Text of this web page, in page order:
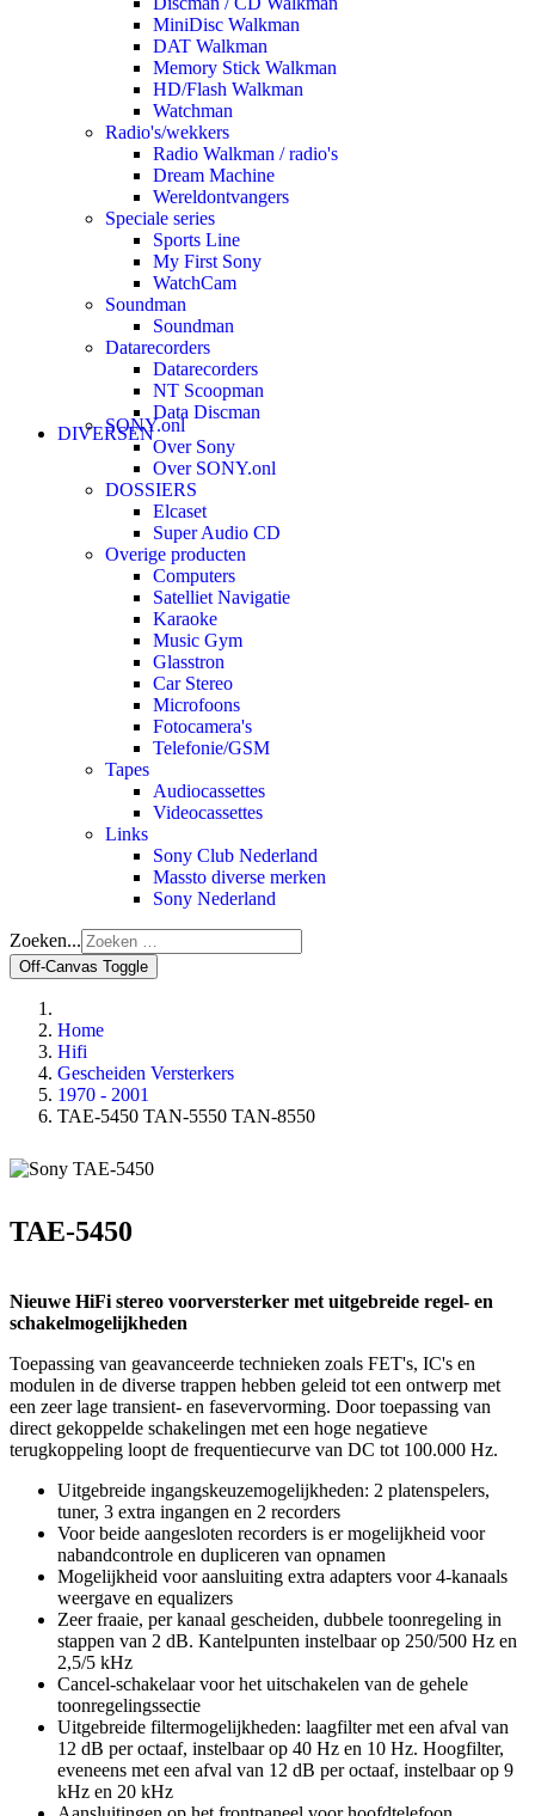
MiniDisc Walkman
DAT Walkman
Memory Stick Walkman
HD/Flash Walkman
Watchman
Radio's/wekkers
Radio Walkman / radio's
Dream Machine
Wereldontvangers
Speciale series
Sports Line
My First Sony
WatchCam
Soundman
Soundman
Datarecorders
Datarecorders
NT Scoopman
Data Discman
DIVERSEN
SONY.onl
Over Sony
Over SONY.onl
DOSSIERS
Elcaset
Super Audio CD
Overige producten
Computers
Satelliet Navigatie
Karaoke
Music Gym
Glasstron
Car Stereo
Microfoons
Fotocamera's
Telefonie/GSM
Tapes
Audiocassettes
Videocassettes
Links
Sony Club Nederland
Massto diverse merken
Sony Nederland
Zoeken...
Off-Canvas Toggle
Home
Hifi
Gescheiden Versterkers
1970 - 2001
TAE-5450 TAN-5550 TAN-8550
TAE-5450
Nieuwe HiFi stereo voorversterker met uitgebreide regel- en
schakelmogelijkheden
Toepassing van geavanceerde technieken zoals FET's, IC's en
modulen in de diverse trappen hebben geleid tot een ontwerp met
een zeer lage transient- en fasevervorming. Door toepassing van
direct gekoppelde schakelingen met een hoge negatieve
terugkoppeling loopt de frequentiecurve van DC tot 100.000 Hz.
Uitgebreide ingangskeuzemogelijkheden: 2 platenspelers,
tuner, 3 extra ingangen en 2 recorders
Voor beide aangesloten recorders is er mogelijkheid voor
nabandcontrole en dupliceren van opnamen
Mogelijkheid voor aansluiting extra adapters voor 4-kanaals
weergave en equalizers
Zeer fraaie, per kanaal gescheiden, dubbele toonregeling in
stappen van 2 dB. Kantelpunten instelbaar op 250/500 Hz en
2,5/5 kHz
Cancel-schakelaar voor het uitschakelen van de gehele
toonregelingssectie
Uitgebreide filtermogelijkheden: laagfilter met een afval van
12 dB per octaaf, instelbaar op 40 Hz en 10 Hz. Hoogfilter,
eveneens met een afval van 12 dB per octaaf, instelbaar op 9
kHz en 20 kHz